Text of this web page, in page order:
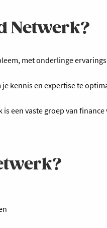
Netwerk?
met onderlinge
je kennis en expertise te
een vaste groep van